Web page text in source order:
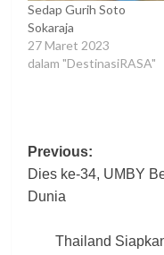
Sedap Gurih Soto
Sokaraja
27 Maret 2023
dalam "DestinasiRASA"
Post
navigation
Previous:
Dies ke-34, UMBY
Dunia
Thailand